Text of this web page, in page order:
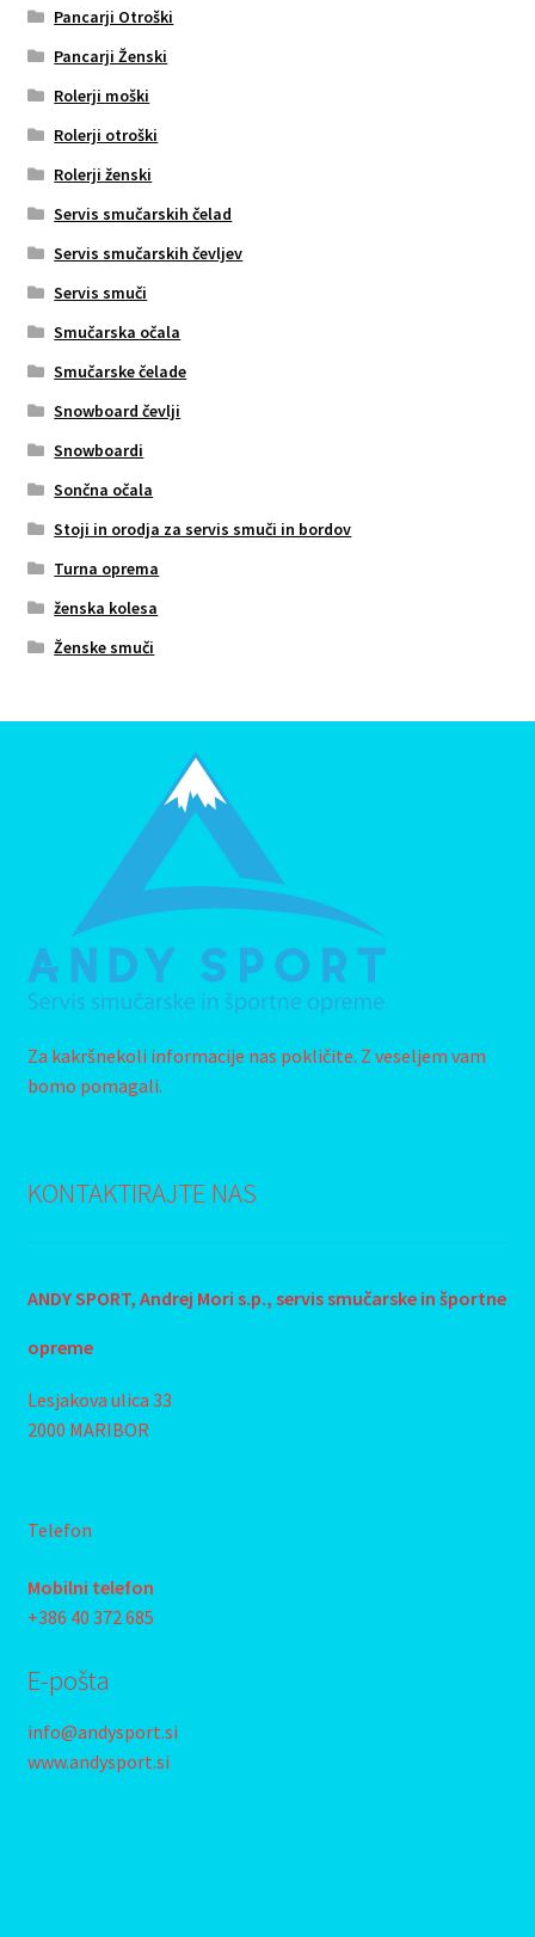
Pancarji Otroški
Pancarji Ženski
Rolerji moški
Rolerji otroški
Rolerji ženski
Servis smučarskih čelad
Servis smučarskih čevljev
Servis smuči
Smučarska očala
Smučarske čelade
Snowboard čevlji
Snowboardi
Sončna očala
Stoji in orodja za servis smuči in bordov
Turna oprema
ženska kolesa
Ženske smuči
Za kakršnekoli informacije nas pokličite. Z veseljem vam
bomo pomagali.
KONTAKTIRAJTE NAS
ANDY SPORT, Andrej Mori s.p., servis smučarske in športne
opreme
Lesjakova ulica 33
2000 MARIBOR
Telefon
Mobilni telefon
+386 40 372 685
E-pošta
info@andysport.si
www.andysport.si